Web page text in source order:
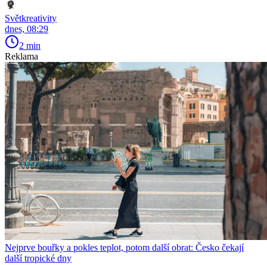
Světkreativity
dnes, 08:29
2 min
Reklama
Nejprve bouřky a pokles teplot, potom další obrat: Česko čekají
další tropické dny